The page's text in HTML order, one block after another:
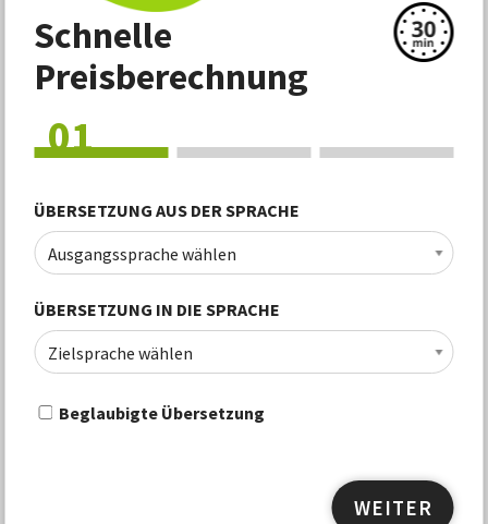
Schnelle
Preisberechnung
01
ÜBERSETZUNG AUS DER SPRACHE
Ausgangssprache wählen
ÜBERSETZUNG IN DIE SPRACHE
Zielsprache wählen
Beglaubigte Übersetzung
WEITER